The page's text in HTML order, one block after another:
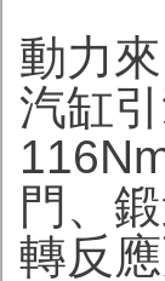
動力
汽缸
門、
轉反